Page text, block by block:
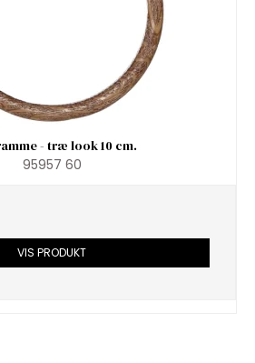
- træ look 10 cm.
95957 60
VIS PRODUKT